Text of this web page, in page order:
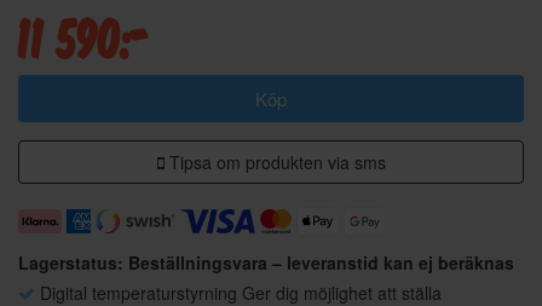
11 590:-
Köp
Tipsa om produkten via sms
Lagerstatus: Beställningsvara – leveranstid kan ej beräknas
Digital temperaturstyrning Ger dig möjlighet att ställa